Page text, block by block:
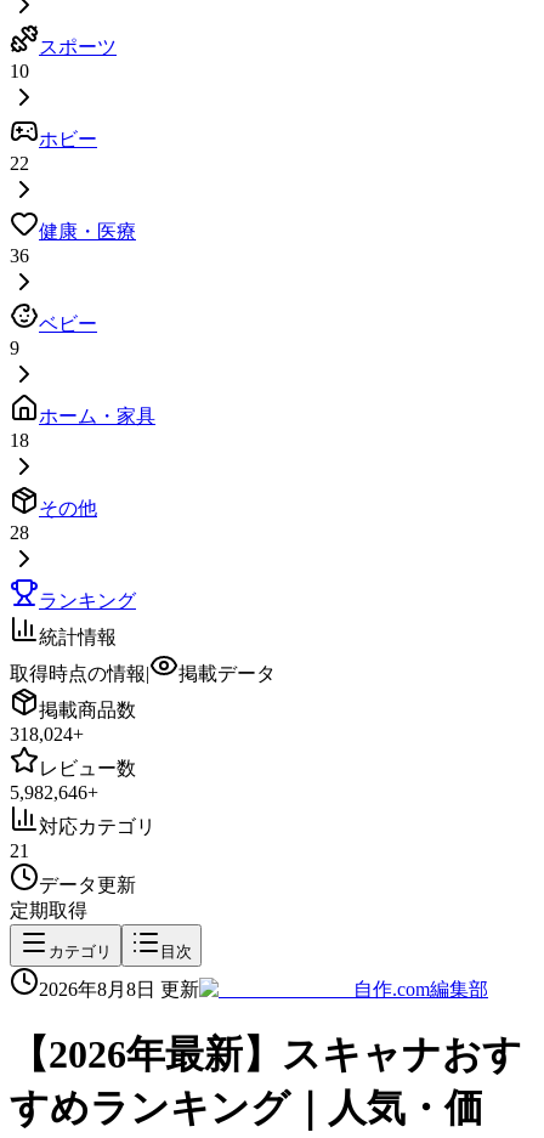
スポーツ
10
ホビー
22
健康・医療
36
ベビー
9
ホーム・家具
18
その他
28
ランキング
統計情報
取得時点の情報|
掲載データ
掲載商品数
318,024+
レビュー数
5,982,646+
対応カテゴリ
21
データ更新
定期取得
カテゴリ 目次
2026年8月8日 更新 自作.com編集部
【2026年最新】 スキャナおす
すめランキング｜人気・価